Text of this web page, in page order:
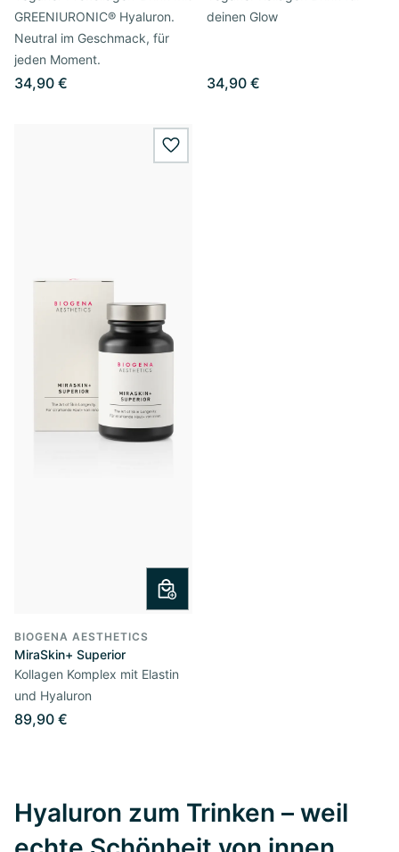
GREENIURONIC® Hyaluron.
Neutral im Geschmack, für
jeden Moment.
34,90 €
deinen Glow
34,90 €
wishlist.add
BIOGENA AESTHETICS
MiraSkin+ Superior
Kollagen Komplex mit Elastin
und Hyaluron
89,90 €
Hyaluron zum Trinken – weil